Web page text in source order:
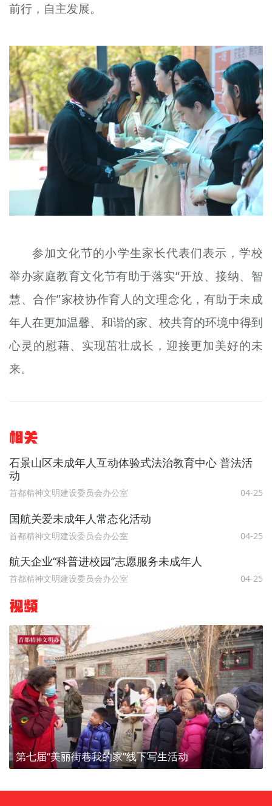
前行，自主发展。
参加文化节的小学生家长代表们表示，学校
举办家庭教育文化节有助于落实“开放、接纳、智
慧、合作”家校协作育人的文理念化，有助于未成
年人在更加温馨、和谐的家、校共育的环境中得到
心灵的慰藉、实现茁壮成长，迎接更加美好的未
来。
相关
石景山区未成年人互动体验式法治教育中心 普法活
动
首都精神文明建设委员会办公室 04-25
国航关爱未成年人常态化活动
首都精神文明建设委员会办公室 04-25
航天企业“科普进校园”志愿服务未成年人
首都精神文明建设委员会办公室 04-25
视频
第七届“美丽街巷我的家”线下写生活动